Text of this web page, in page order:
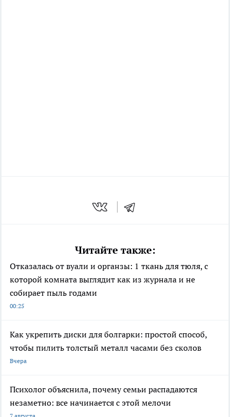
Читайте также:
Отказалась от вуали и органзы: 1 ткань для тюля, с
которой комната выглядит как из журнала и не
собирает пыль годами
00:25
Как укрепить диски для болгарки: простой способ,
чтобы пилить толстый металл часами без сколов
Вчера
Психолог объяснила, почему семьи распадаются
незаметно: все начинается с этой мелочи